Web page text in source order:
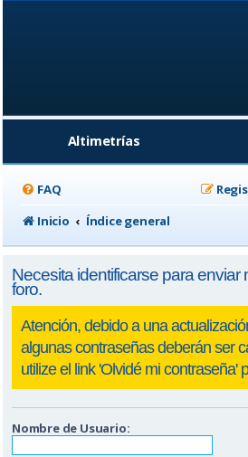
Altimetrías
FAQ
Inicio
Índice general
Necesita identificarse para enviar
foro.
Nombre de Usuario: